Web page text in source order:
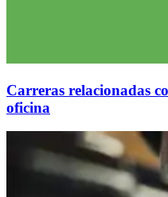
Carreras relacionadas
oficina